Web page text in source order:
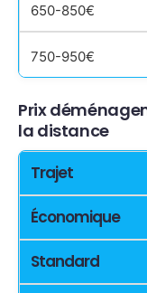
650-850€
750-950€
Prix
la distance
Trajet
Économique
Standard